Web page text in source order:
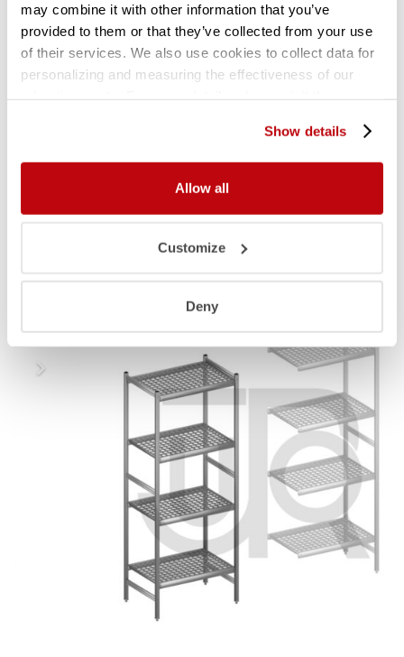
may combine it with other information that you’ve
provided to them or that they’ve collected from your use
of their services. We also use cookies to collect data for
personalizing and measuring the effectiveness of our
Show details
Allow all
Customize
Deny
KUNSTSTOF LEGBORDEN (polymeer)
• Diepte360mm.
• Perforaties: rond, Ø 40 mm.
maten Gastronormbakken in te hangen.